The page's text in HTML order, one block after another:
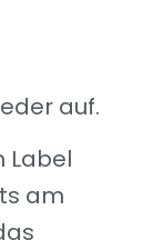
auf.
Label
am